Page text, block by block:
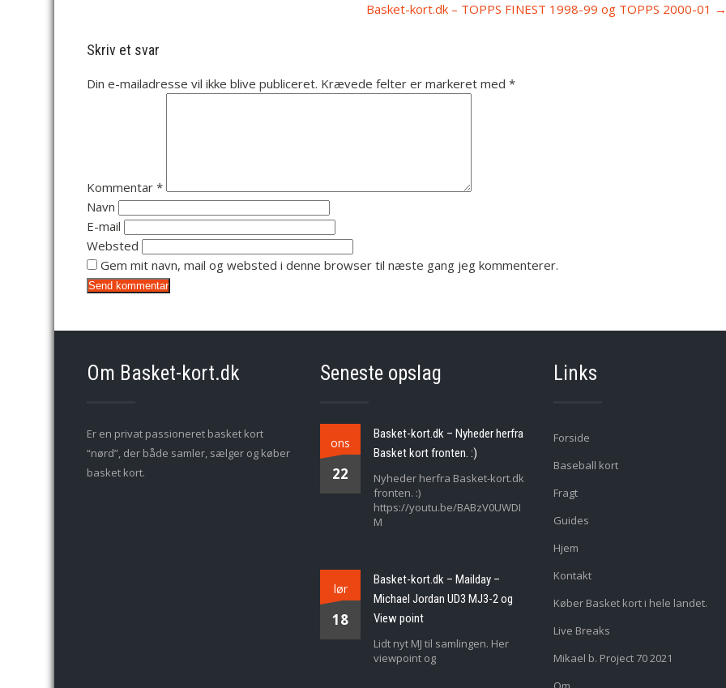
a
i
n
Basket-kort.dk – TOPPS FINEST 1998-99 og TOPPS 2000-01 →
Skriv et svar
Din e-mailadresse vil ikke blive publiceret. Krævede felter er markeret med *
Kommentar *
Navn
E-mail
Websted
Gem mit navn, mail og websted i denne browser til næste gang jeg kommenterer.
Om Basket-kort.dk
Er en privat passioneret basket kort
“nørd”, der både samler, sælger og køber
basket kort.
Seneste opslag
ons
22
Basket-kort.dk – Nyheder herfra
Basket kort fronten. :)
Nyheder herfra Basket-kort.dk
fronten. :)
https://youtu.be/BABzV0UWDI
M
lør
18
Basket-kort.dk – Mailday –
Michael Jordan UD3 MJ3-2 og
View point
Lidt nyt MJ til samlingen. Her
viewpoint og
Links
Forside
Baseball kort
Fragt
Guides
Hjem
Kontakt
Køber Basket kort i hele landet.
Live Breaks
Mikael b. Project 70 2021